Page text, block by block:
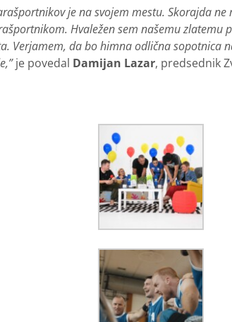
je na svojem mestu. Skorajda
Hvaležen sem našemu
Verjamem, da bo himna odlična sopotnica
je povedal Damijan Lazar, predsednik